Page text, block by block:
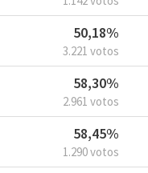
50,18%
3.221 votos
58,30%
2.961 votos
58,45%
1.290 votos